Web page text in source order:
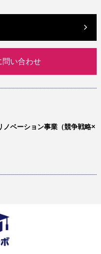
問い合わせ
ノベーション事業（競争戦略×